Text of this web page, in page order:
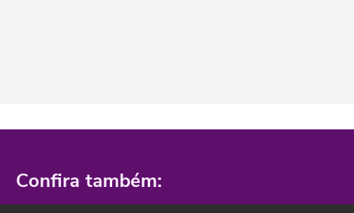
Confira também: